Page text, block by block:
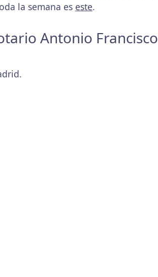
la semana es este.
Antonio Francisco